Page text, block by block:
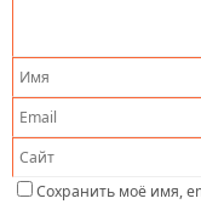
Сохранить моё имя,